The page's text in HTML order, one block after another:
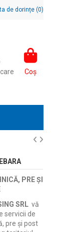
de dorințe (0)
Coș
PRE ŞI
SRLvă
servicii de
pre şi post